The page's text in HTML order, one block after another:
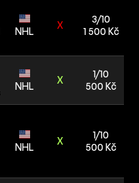
NHL
X
3/10
1 500 Kč
NHL
X
1/10
500 Kč
NHL
X
1/10
500 Kč